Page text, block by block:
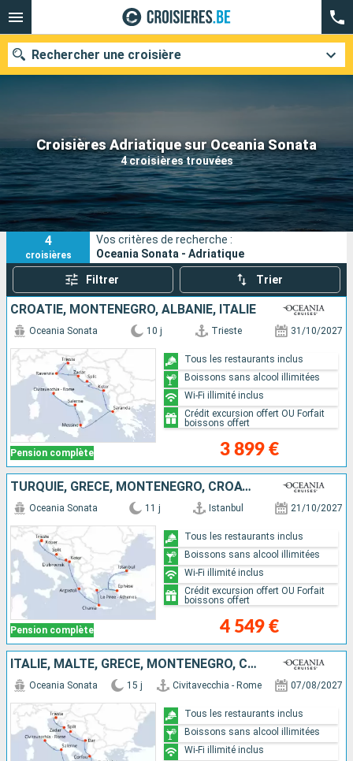
Croisières Adriatique sur Oceania Sonata
4 croisières trouvées
Rechercher une croisière
Nos destinations
Mois de départ
Ports Compagnies
Rechercher
4
croisières
Vos critères de recherche :
Oceania Sonata - Adriatique
Filtrer Trier
CROATIE, MONTÉNÉGRO, ALBANIE, ITALIE
Pension complète
Oceania Sonata 10 j Trieste 31/10/2027
3 899 €
Tous les restaurants inclus
Boissons sans alcool illimitées
Wi-Fi illimité inclus
Crédit excursion offert OU Forfait
boissons offert
TURQUIE, GRÈCE, MONTÉNÉGRO, CROATIE, SLOVÉNIE, ITALIE
Pension complète
Oceania Sonata 11 j Istanbul 21/10/2027
4 549 €
Tous les restaurants inclus
Boissons sans alcool illimitées
Wi-Fi illimité inclus
Crédit excursion offert OU Forfait
boissons offert
ITALIE, MALTE, GRÈCE, MONTÉNÉGRO, CROATIE
Oceania Sonata 15 j Civitavecchia - Rome 07/08/2027
Tous les restaurants inclus
Boissons sans alcool illimitées
Wi-Fi illimité inclus